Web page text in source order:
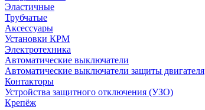
Эластичные
Трубчатые
Аксессуары
Установки КРМ
Электротехника
Автоматические выключатели
Автоматические выключатели защиты двигателя
Контакторы
Устройства защитного отключения (УЗО)
Крепёж